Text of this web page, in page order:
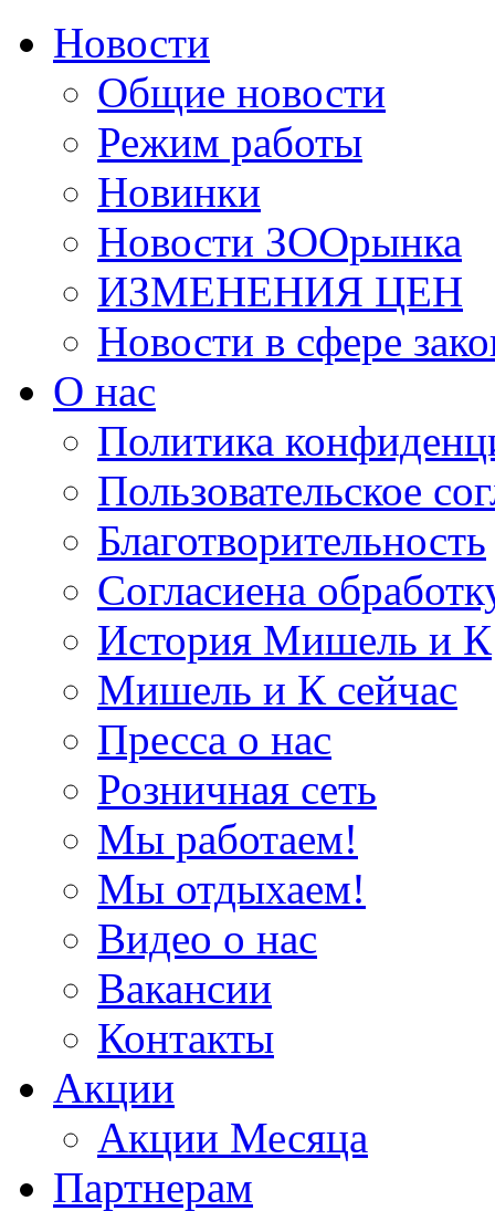
Новости
Общие новости
Режим работы
Новинки
Новости ЗООрынка
ИЗМЕНЕНИЯ ЦЕН
Новости в сфере
О нас
Политика
Пользовательское
Благотворительность
Согласиена
История Мишель и К
Мишель и К сейчас
Пресса о нас
Розничная сеть
Мы работаем!
Мы отдыхаем!
Видео о нас
Вакансии
Контакты
Акции
Акции Месяца
Партнерам